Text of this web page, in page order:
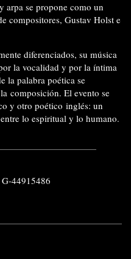
arpa se propone como un
compositores, Gustav Holst e
diferenciados, su música
la vocalidad y por la íntima
la palabra poética se
composición. El evento se
y otro poético inglés: un
lo espiritual y lo humano.
44915486